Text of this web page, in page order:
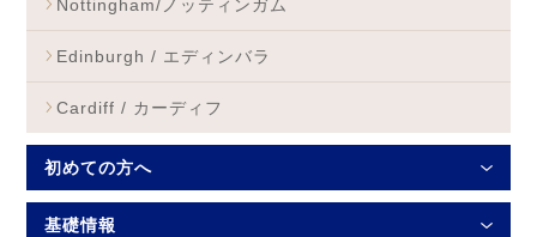
Nottingham/ノッティンガム
Edinburgh / エディンバラ
Cardiff / カーディフ
初めての方へ
基礎情報